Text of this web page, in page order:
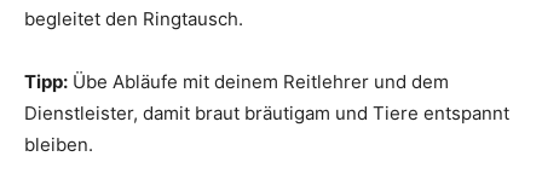
begleitet den Ringtausch.
Tipp: Übe Abläufe mit deinem Reitlehrer und dem
Dienstleister, damit braut bräutigam und Tiere entspannt
bleiben.